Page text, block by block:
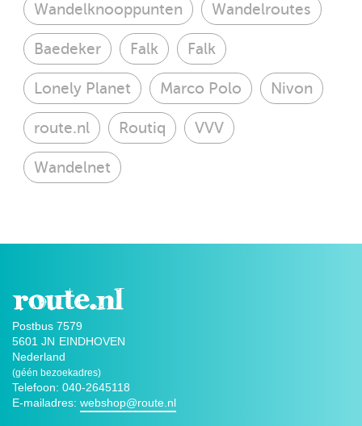
Wandelknooppunten Wandelroutes
Baedeker Falk Falk
Lonely Planet Marco Polo Nivon
route.nl Routiq VVV
Wandelnet
Postbus 7579
5601 JN EINDHOVEN
Nederland
(géén bezoekadres)
Telefoon: 040-2645118
E-mailadres: webshop@route.nl